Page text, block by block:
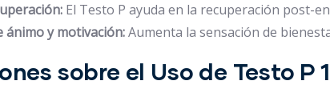
El Testo P ayuda en la recuperación post-
ánimo y motivación:Aumenta la sensación de
sobre el Uso de Testo P